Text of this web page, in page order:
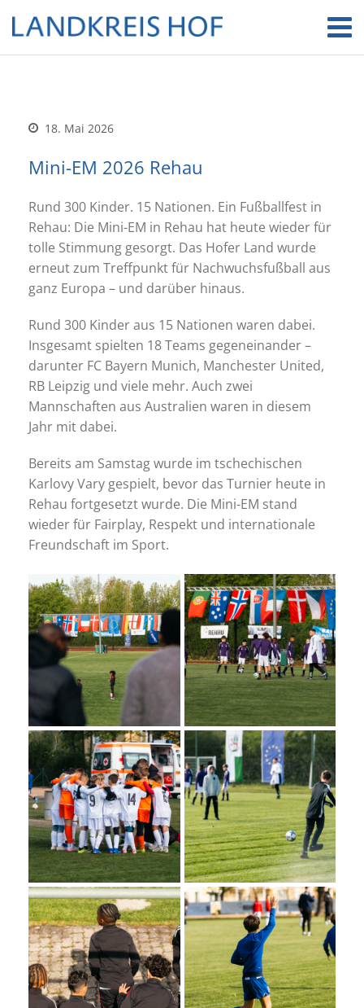
18. Mai 2026
Mini-EM 2026 Rehau
Rund 300 Kinder. 15 Nationen. Ein Fußballfest in
Rehau: Die Mini-EM in Rehau hat heute wieder für
tolle Stimmung gesorgt. Das Hofer Land wurde
erneut zum Treffpunkt für Nachwuchsfußball aus
ganz Europa – und darüber hinaus.
Rund 300 Kinder aus 15 Nationen waren dabei.
Insgesamt spielten 18 Teams gegeneinander –
darunter FC Bayern Munich, Manchester United,
RB Leipzig und viele mehr. Auch zwei
Mannschaften aus Australien waren in diesem
Jahr mit dabei.
Bereits am Samstag wurde im tschechischen
Karlovy Vary gespielt, bevor das Turnier heute in
Rehau fortgesetzt wurde. Die Mini-EM stand
wieder für Fairplay, Respekt und internationale
Freundschaft im Sport.